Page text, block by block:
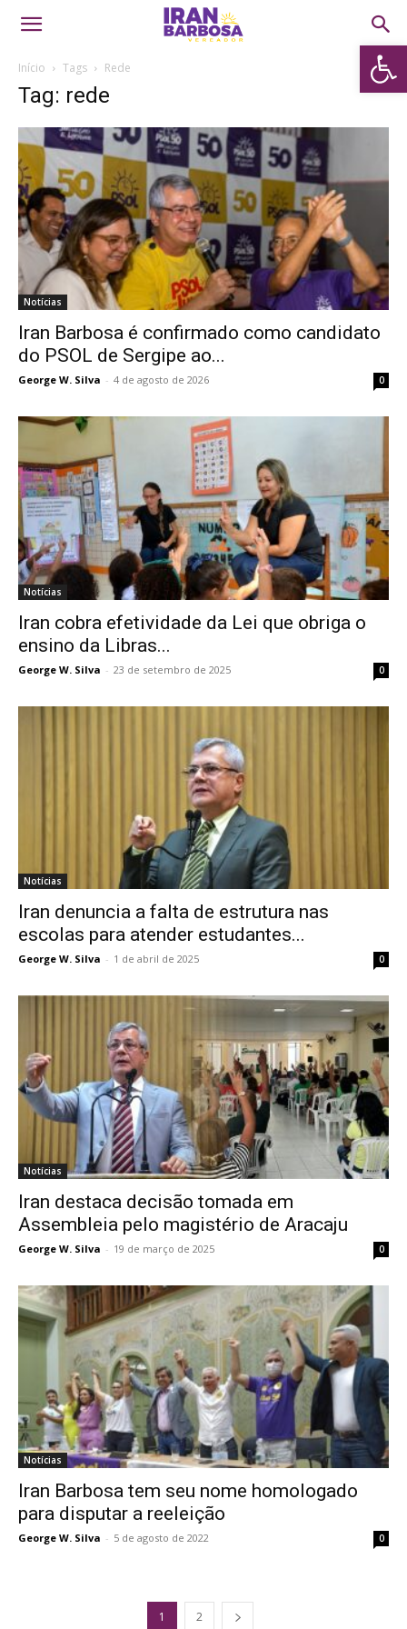
Abrir
Início Tags Rede
Tag: rede
Notícias
Iran Barbosa é confirmado como candidato
do PSOL de Sergipe ao...
George W. Silva - 4 de agosto de 2026 0
Notícias
Iran cobra efetividade da Lei que obriga o
ensino da Libras...
George W. Silva - 23 de setembro de 2025 0
Notícias
​Iran denuncia a falta de estrutura nas
escolas para atender estudantes...
George W. Silva - 1 de abril de 2025 0
Notícias
Iran destaca decisão tomada em
Assembleia pelo magistério de Aracaju
George W. Silva - 19 de março de 2025 0
Notícias
Iran Barbosa tem seu nome homologado
para disputar a reeleição
George W. Silva - 5 de agosto de 2022 0
1 2